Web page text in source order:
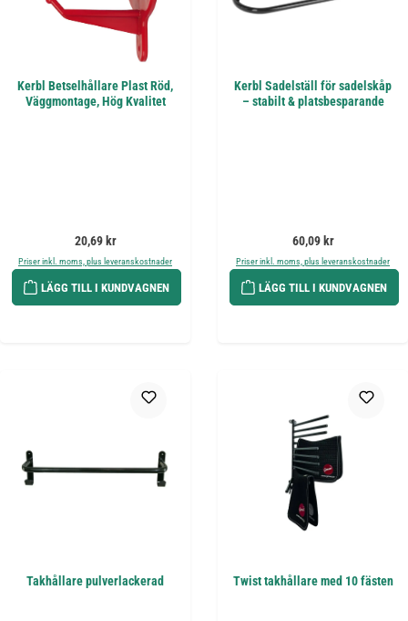
Kerbl Betselhållare Plast Röd,
Väggmontage, Hög Kvalitet
Ordinarie pris:
20,69 kr
Priser inkl. moms, plus leveranskostnader
LÄGG TILL I KUNDVAGNEN
Kerbl Sadelställ för sadelskåp
– stabilt & platsbesparande
Ordinarie pris:
60,09 kr
Priser inkl. moms, plus leveranskostnader
LÄGG TILL I KUNDVAGNEN
Takhållare pulverlackerad Twist takhållare med 10 fästen